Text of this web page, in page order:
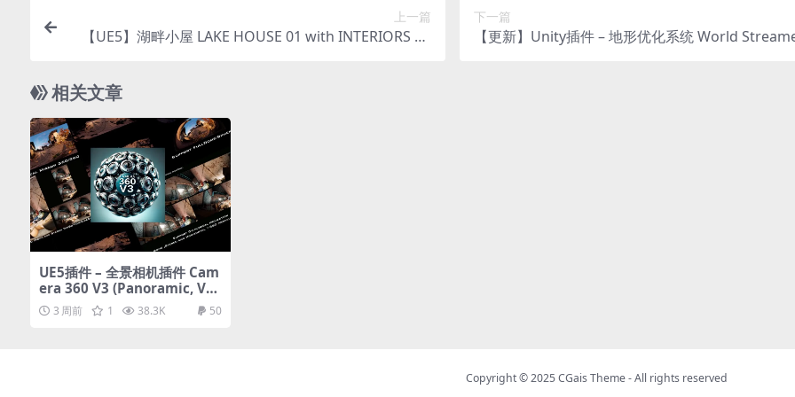
上一篇
【UE5】湖畔小屋 LAKE HOUSE 01 with INTERIORS 4K
下一篇
【更新】Unity插件 – 地形优化系统 World
相关文章
UE5插件 – 全景相机插件 Cam
era 360 V3 (Panoramic, VR
180, FullDome, Cylindrical
Mono and Stereo)
3 周前 1 38.3K 50
Copyright © 2025CGais Theme- All rights reserved